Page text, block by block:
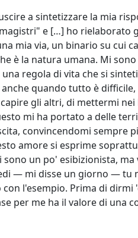
a sintetizzare la mia
e […] ho rielaborato
mia via, un binario su cui
è la natura umana. Mi
regola di vita che si
quando tutto è
gli altri, di mettermi
mi ha portato a delle
convincendomi sempre
amore si esprime
sono un po' esibizionista,
— mi disse un giorno — tu
l'esempio. Prima di
per me ha il valore di una